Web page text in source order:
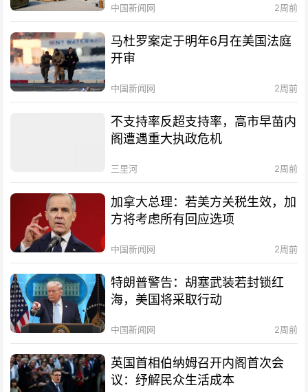
中国新闻网 2周前
马杜罗案定于明年6月在美国法庭
开审
中国新闻网 2周前
不支持率反超支持率，高市早苗内
阁遭遇重大执政危机
三里河 2周前
加拿大总理：若美方关税生效，加
方将考虑所有回应选项
中国新闻网 2周前
特朗普警告：胡塞武装若封锁红
海，美国将采取行动
中国新闻网 2周前
英国首相伯纳姆召开内阁首次会
议：纾解民众生活成本